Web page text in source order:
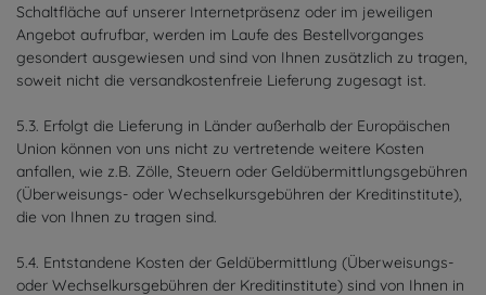
Schaltfläche auf unserer Internetpräsenz oder im jeweiligen
Angebot aufrufbar, werden im Laufe des Bestellvorganges
gesondert ausgewiesen und sind von Ihnen zusätzlich zu tragen,
soweit nicht die versandkostenfreie Lieferung zugesagt ist.
5.3. Erfolgt die Lieferung in Länder außerhalb der Europäischen
Union können von uns nicht zu vertretende weitere Kosten
anfallen, wie z.B. Zölle, Steuern oder Geldübermittlungsgebühren
(Überweisungs- oder Wechselkursgebühren der Kreditinstitute),
die von Ihnen zu tragen sind.
5.4. Entstandene Kosten der Geldübermittlung (Überweisungs-
oder Wechselkursgebühren der Kreditinstitute) sind von Ihnen in